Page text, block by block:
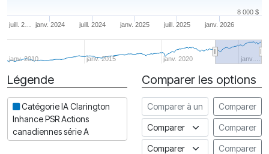
janv. 2025
juill. 2… janv. 2024 juill. 2024 juill. 2025 janv. 2026
janv. 2010 janv. 2015 janv. 2020 janv.…
8 000 $
Date
Légende
Catégorie IA Clarington
Inhance PSR Actions
canadiennes série A
Comparer les options
Comparer à un autre fonds
Comparer
Comparer à un indiceComparer
Comparer à un Indice de
Comparer